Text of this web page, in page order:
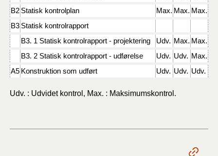
Tidligere BR (1961-
2010)
B2 Statisk kontrolplan Max. Max. Max.
B3 Statisk kontrolrapport
B3. 1 Statisk kontrolrapport - projektering
Udv. Max. Max.
B3. 2 Statisk kontrolrapport - udførelse
Udv. Udv. Max.
A5 Konstruktion som udført Udv. Udv. Udv.
Udv. : Udvidet kontrol, Max. : Maksimumskontrol.